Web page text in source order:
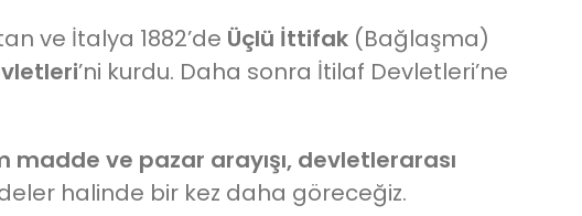
ve İtalya 1882’de Üçlü İttifak (Bağlaşma)
’ni kurdu. Daha sonra İtilaf Devletleri’ne
madde ve pazar arayışı, devletlerarası
halinde bir kez daha göreceğiz.